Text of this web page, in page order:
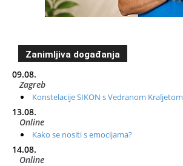
Zanimljiva događanja
09.08.
Zagreb
Konstelacije SIKON s Vedranom Kraljetom
13.08.
Online
Kako se nositi s emocijama?
14.08.
Online